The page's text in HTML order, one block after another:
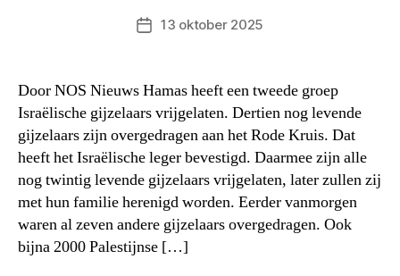
Berichtdatum
13 oktober 2025
Door NOS Nieuws Hamas heeft een tweede groep
Israëlische gijzelaars vrijgelaten. Dertien nog levende
gijzelaars zijn overgedragen aan het Rode Kruis. Dat
heeft het Israëlische leger bevestigd. Daarmee zijn alle
nog twintig levende gijzelaars vrijgelaten, later zullen zij
met hun familie herenigd worden. Eerder vanmorgen
waren al zeven andere gijzelaars overgedragen. Ook
bijna 2000 Palestijnse […]